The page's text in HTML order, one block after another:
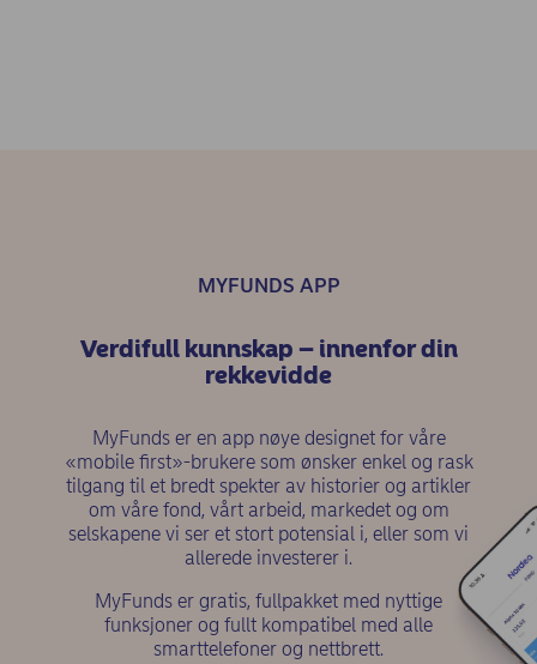
MYFUNDS APP
Verdifull kunnskap – innenfor din
rekkevidde
MyFunds er en app nøye designet for våre
«mobile first»-brukere som ønsker enkel og rask
tilgang til et bredt spekter av historier og artikler
om våre fond, vårt arbeid, markedet og om
selskapene vi ser et stort potensial i, eller som vi
allerede investerer i.
MyFunds er gratis, fullpakket med nyttige
funksjoner og fullt kompatibel med alle
smarttelefoner og nettbrett.